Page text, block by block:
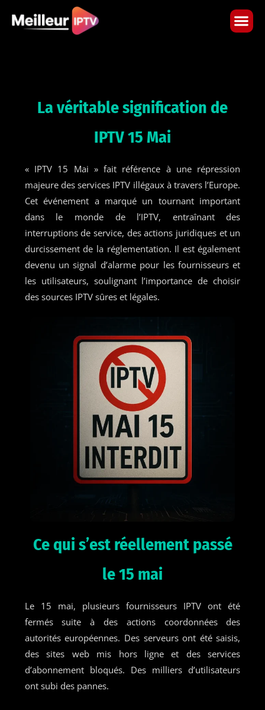
content
La véritable signification de
IPTV 15 Mai
« IPTV 15 Mai » fait référence à une répression
majeure des services IPTV illégaux à travers l’Europe.
Cet événement a marqué un tournant important
dans le monde de l’IPTV, entraînant des
interruptions de service, des actions juridiques et un
durcissement de la réglementation. Il est également
devenu un signal d’alarme pour les fournisseurs et
les utilisateurs, soulignant l’importance de choisir
des sources IPTV sûres et légales.
Ce qui s’est réellement passé
le 15 mai
Le 15 mai, plusieurs fournisseurs IPTV ont été
fermés suite à des actions coordonnées des
autorités européennes. Des serveurs ont été saisis,
des sites web mis hors ligne et des services
d’abonnement bloqués. Des milliers d’utilisateurs
ont subi des pannes.